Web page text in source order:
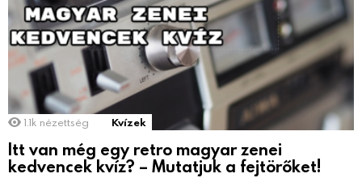
1.1k nézettség Kvízek
Itt van még egy retro magyar zenei
kedvencek kvíz? – Mutatjuk a fejtörőket!